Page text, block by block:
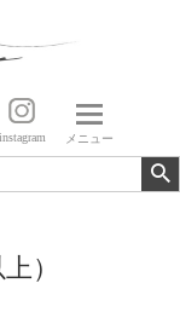
instagram メニュー
）